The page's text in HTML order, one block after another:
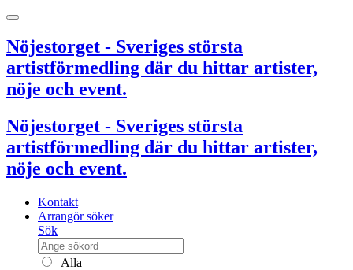
Nöjestorget - Sveriges största
artistförmedling där du hittar artister,
nöje och event.
Nöjestorget - Sveriges största
artistförmedling där du hittar artister,
nöje och event.
Kontakt
Arrangör söker
Sök
Alla